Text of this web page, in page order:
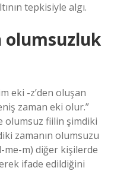
tepkisiyle algı.
olumsuzluk
eki -z’den oluşan
zaman eki olur.”
olumsuz fiilin şimdiki
zamanın olumsuzu
m) diğer kişilerde
ifade edildiğini